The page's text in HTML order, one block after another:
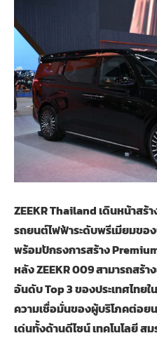
ZEEKR Thailand เดินหน้าสร้
รถยนต์ไฟฟ้าระดับพรีเมียมขอ
พร้อมปักธงการสร้าง
หลัง ZEEKR 009 สามารถสร้
อันดับ Top 3 ของประเทศไทย
ความเชื่อมั่นของผู้บริโภคต่อย
เด่นทั้งด้านดีไซน์ เทคโนโลยี ส